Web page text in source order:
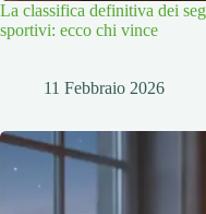
La classifica definitiva dei
sportivi: ecco chi vince
11 Febbraio 2026